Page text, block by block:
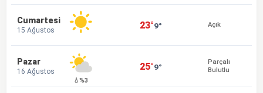
Cumartesi
15 Ağustos 23°9° Açık
Pazar
16 Ağustos
💧%3
25°9°
Parçalı
Bulutlu